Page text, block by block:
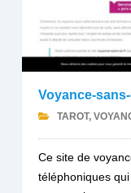
Voyance-
TAROT,
Ce site de
téléphoniques